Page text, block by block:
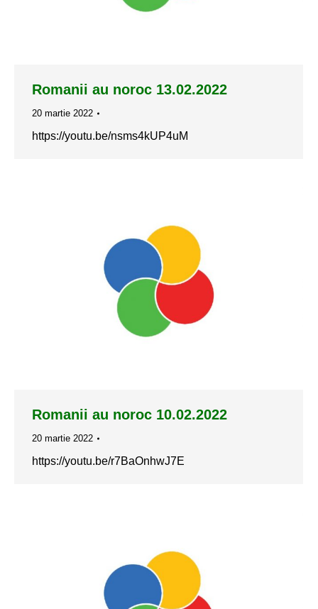
Romanii au noroc 13.02.2022
20 martie 2022
https://youtu.be/nsms4kUP4uM
Romanii au noroc 10.02.2022
20 martie 2022
https://youtu.be/r7BaOnhwJ7E